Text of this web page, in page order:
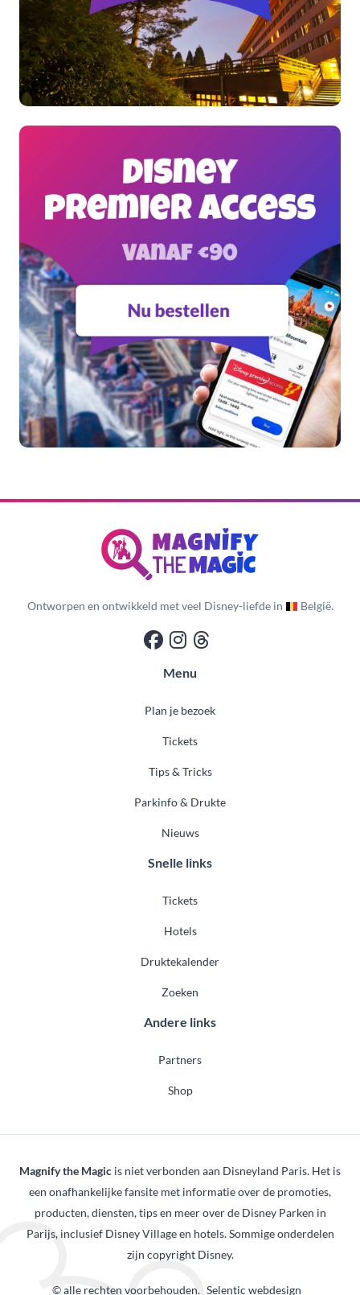
Ontworpen en ontwikkeld met veel Disney-liefde in België.
Menu
Plan je bezoek
Tickets
Tips & Tricks
Parkinfo & Drukte
Nieuws
Snelle links
Tickets
Hotels
Druktekalender
Zoeken
Andere links
Partners
Shop
Magnify the Magic is niet verbonden aan Disneyland Paris. Het is
een onafhankelijke fansite met informatie over de promoties,
producten, diensten, tips en meer over de Disney Parken in
Parijs, inclusief Disney Village en hotels. Sommige onderdelen
zijn copyright Disney.
© alle rechten voorbehouden. Selentic webdesign